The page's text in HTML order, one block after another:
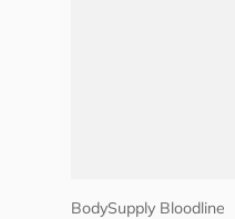
BodySupply Bloodline